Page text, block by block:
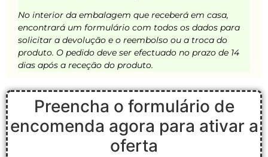
No interior da embalagem que receberá em casa,
encontrará um formulário com todos os dados para
solicitar a devolução e o reembolso ou a troca do
produto. O pedido deve ser efectuado no prazo de 14
dias após a receção do produto.
Preencha o formulário de
encomenda agora para ativar a
oferta